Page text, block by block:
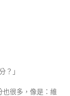
？」
也很多，像是：維